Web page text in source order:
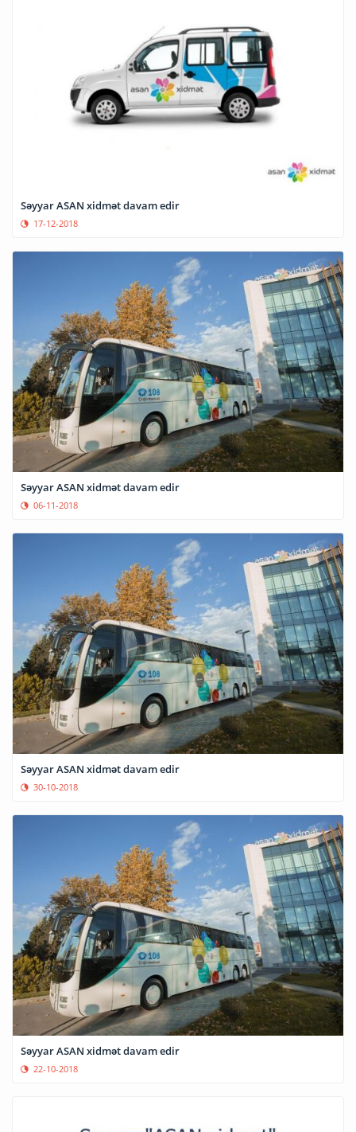
Səyyar ASAN xidmət davam edir
17-12-2018
Səyyar ASAN xidmət davam edir
06-11-2018
Səyyar ASAN xidmət davam edir
30-10-2018
Səyyar ASAN xidmət davam edir
22-10-2018